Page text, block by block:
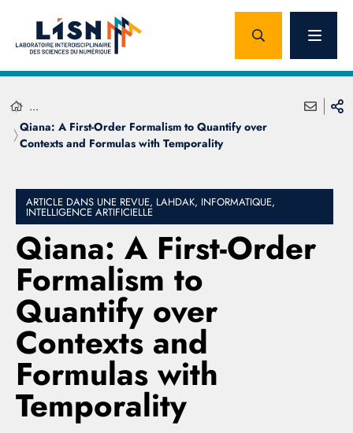
...
Qiana: A First-Order Formalism to Quantify over
Contexts and Formulas with Temporality
ARTICLE DANS UNE REVUE, LAHDAK, INFORMATIQUE,
INTELLIGENCE ARTIFICIELLE
Qiana: A First-Order
Formalism to
Quantify over
Contexts and
Formulas with
Temporality